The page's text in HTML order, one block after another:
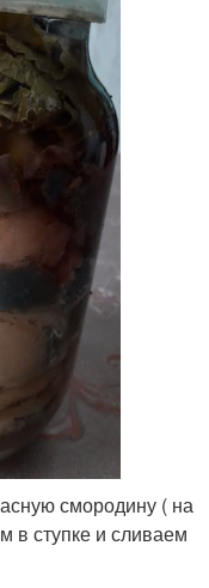
смородину ( на
в ступке и сливаем